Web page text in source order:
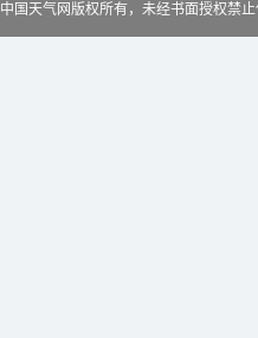
中国天气网版权所有，未经书面授权